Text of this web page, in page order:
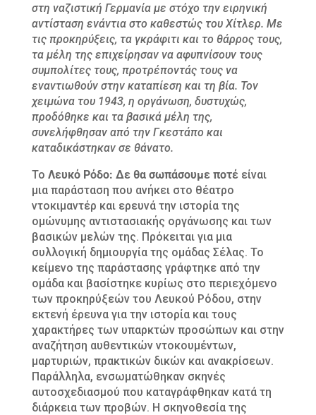
στη ναζιστική Γερμανία με στόχο την ειρηνική
αντίσταση ενάντια στο καθεστώς του Χίτλερ. Με
τις προκηρύξεις, τα γκράφιτι και το θάρρος τους,
τα μέλη της επιχείρησαν να αφυπνίσουν τους
συμπολίτες τους, προτρέποντάς τους να
εναντιωθούν στην καταπίεση και τη βία. Τον
χειμώνα του 1943, η οργάνωση, δυστυχώς,
προδόθηκε και τα βασικά μέλη της,
συνελήφθησαν από την Γκεστάπο και
καταδικάστηκαν σε θάνατο.
Το Λευκό Ρόδο: Δε θα σωπάσουμε ποτέ είναι
μια παράσταση που ανήκει στο θέατρο
ντοκιμαντέρ και ερευνά την ιστορία της
ομώνυμης αντιστασιακής οργάνωσης και των
βασικών μελών της. Πρόκειται για μια
συλλογική δημιουργία της ομάδας Σέλας. Το
κείμενο της παράστασης γράφτηκε από την
ομάδα και βασίστηκε κυρίως στο περιεχόμενο
των προκηρύξεών του Λευκού Ρόδου, στην
εκτενή έρευνα για την ιστορία και τους
χαρακτήρες των υπαρκτών προσώπων και στην
αναζήτηση αυθεντικών ντοκουμέντων,
μαρτυριών, πρακτικών δικών και ανακρίσεων.
Παράλληλα, ενσωματώθηκαν σκηνές
αυτοσχεδιασμού που καταγράφθηκαν κατά τη
διάρκεια των προβών. Η σκηνοθεσία της